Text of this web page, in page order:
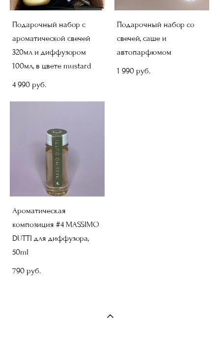
Подарочный набор с
ароматической свечей
320мл и диффузором
100мл, в цвете mustard
4 990 pуб.
Подарочный набор со
свечей, саше и
автопарфюмом
1 990 pуб.
Ароматическая
композиция #4 MASSIMO
DUTTI для диффузора,
50ml
790 pуб.